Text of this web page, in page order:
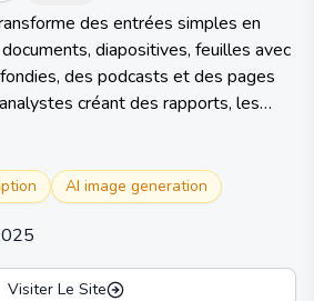
des entrées simples en
diapositives, feuilles avec
des podcasts et des pages
créant des rapports, les
AI image generation
Visiter Le Site